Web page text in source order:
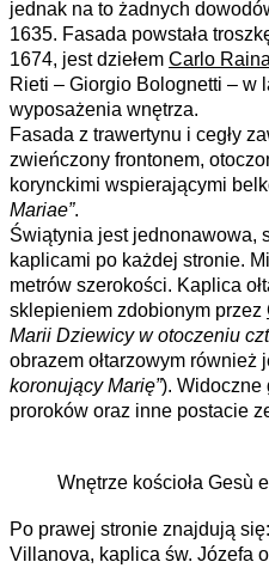
jednak na to żadnych
1635. Fasada powstała
1674, jest dziełem Carlo
Rieti – Giorgio Bolognetti – w
wyposażenia wnętrza.
Fasada z trawertynu i cegły
zwieńczony frontonem,
korynckimi wspierającymi
Mariae”.
Świątynia jest jednonawowa,
kaplicami po każdej stronie.
metrów szerokości. Kaplica
sklepieniem zdobionym przez
Marii Dziewicy w otoczeniu
obrazem ołtarzowym również
koronujący Marię”). Widoczne
proroków oraz inne postacie
Wnętrze kościoła Gesù
Po prawej stronie znajdują
Villanova, kaplica św. Józefa